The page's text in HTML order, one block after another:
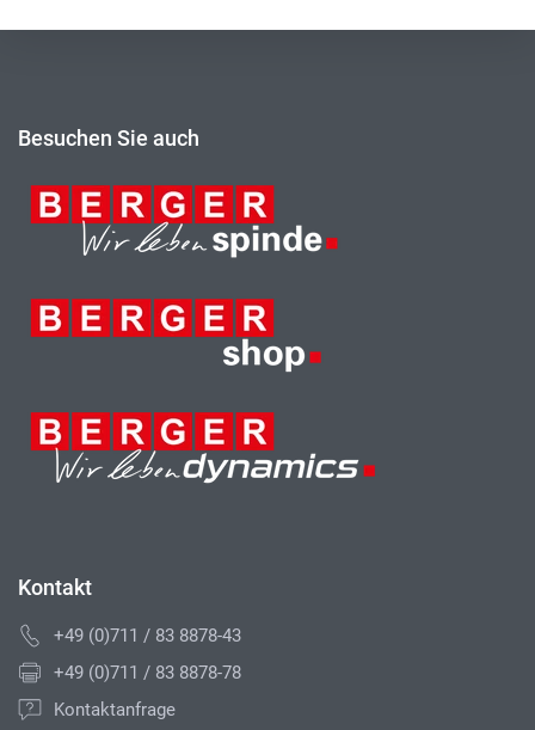
Besuchen Sie auch
Kontakt
+49 (0)711 / 83 8878-43
+49 (0)711 / 83 8878-78
Kontaktanfrage